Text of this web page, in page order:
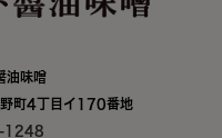
油味噌
町4丁目イ170番地
1248